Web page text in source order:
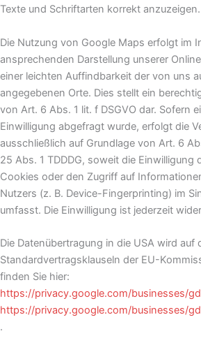
Texte und Schriftarten korrekt anzuzeigen.
Die Nutzung von Google Maps erfolgt im
ansprechenden Darstellung unserer
einer leichten Auffindbarkeit der von uns
angegebenen Orte. Dies stellt ein
von Art. 6 Abs. 1 lit. f DSGVO dar. Sofern
Einwilligung abgefragt wurde, erfolgt die
ausschließlich auf Grundlage von Art. 6
25 Abs. 1 TDDDG, soweit die Einwilligung
Cookies oder den Zugriff auf
Nutzers (z. B. Device-Fingerprinting) im
umfasst. Die Einwilligung ist jederzeit
Die Datenübertragung in die USA wird auf
Standardvertragsklauseln der EU-
finden Sie hier:
https://privacy.google.com/businesses/
https://privacy.google.com/businesses/
.